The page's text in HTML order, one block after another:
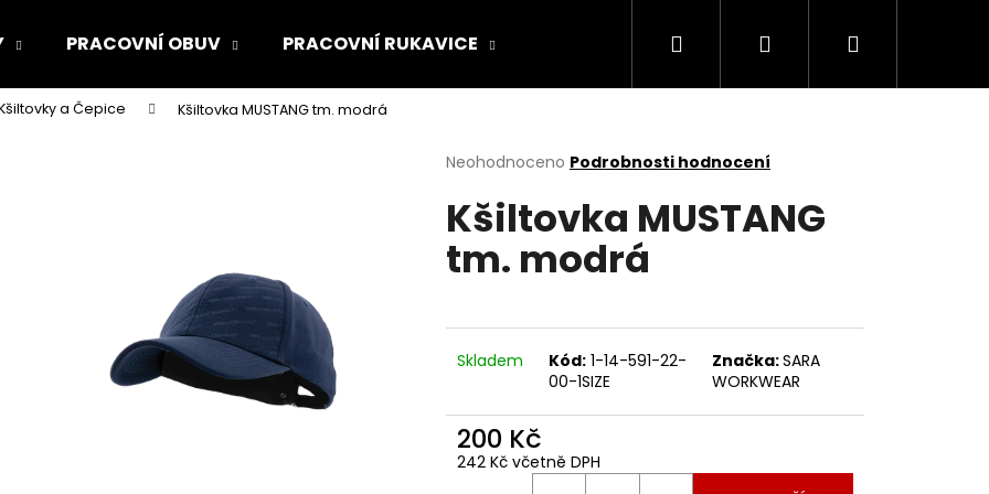
PRACOVNÍ OBUV PRACOVNÍ RUKAVICE TABULKA VELIKOSTI
Hledat PřihlášeníNákupní
a Čepice Kšiltovka MUSTANG tm. modrá
Průměrné
produktu
je
0,0
z
Neohodnoceno Podrobnosti hodnocení
Kšiltovka MUSTANG
tm. modrá
Skladem Kód: 1-14-591-22-
00-1SIZE
Značka:SARA
WORKWEAR
200 Kč
242 Kč včetně DPH
Co potřebujete najít?
Doporučujeme